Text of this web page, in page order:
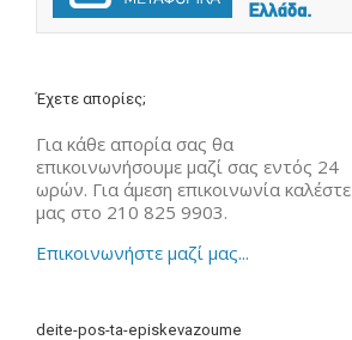
Έχετε απορίες;
Για κάθε απορία σας θα
επικοινωνήσουμε μαζί σας εντός 24
ωρών. Για άμεση επικοινωνία καλέστε
μας στο 210 825 9903.
Επικοινωνήστε μαζί μας...
deite-pos-ta-episkevazoume